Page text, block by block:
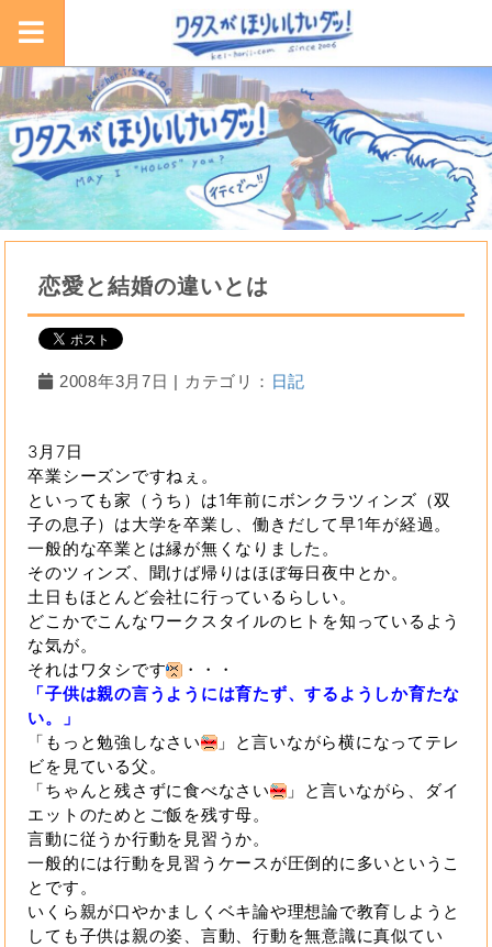
恋愛と結婚の違いとは
2008年3月7日 | カテゴリ： 日記
3月7日
卒業シーズンですねぇ。
といっても家（うち）は1年前にボンクラツィンズ（双
子の息子）は大学を卒業し、働きだして早1年が経過。
一般的な卒業とは縁が無くなりました。
そのツィンズ、聞けば帰りはほぼ毎日夜中とか。
土日もほとんど会社に行っているらしい。
どこかでこんなワークスタイルのヒトを知っているよう
な気が。
それはワタシです
・・・
「子供は親の言うようには育たず、するようしか育たな
い。」
「もっと勉強しなさい
」と言いながら横になってテレ
ビを見ている父。
「ちゃんと残さずに食べなさい
」と言いながら、ダイ
エットのためとご飯を残す母。
言動に従うか行動を見習うか。
一般的には行動を見習うケースが圧倒的に多いというこ
とです。
いくら親が口やかましくベキ論や理想論で教育しようと
しても子供は親の姿、言動、行動を無意識に真似てい